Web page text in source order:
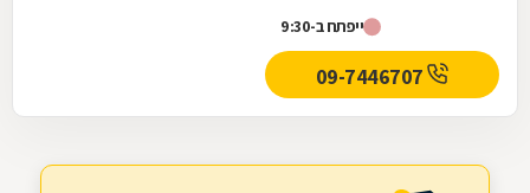
הנאמן שלה בגדים...
ייפתח ב-9:30
09-7446707